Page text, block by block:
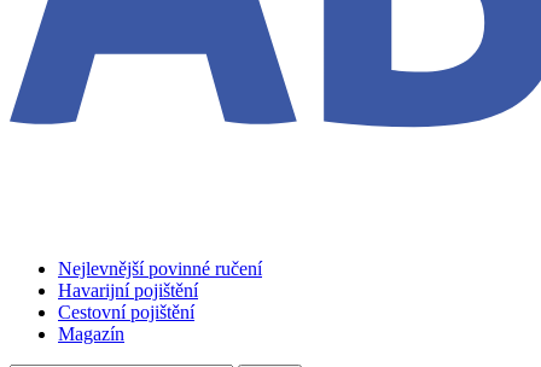
Nejlevnější povinné ručení
Havarijní pojištění
Cestovní pojištění
Magazín